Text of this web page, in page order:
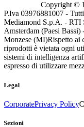
Copyright ©
P.Iva 03976881007 -
Mediamond S.p.A. - RTI
Amsterdam (Paesi
Monzese (MI)Rispetto ai
riprodotti è vietata ogni
sistemi di intelligenza
espresso di utilizzare
Legal
CorporatePrivacy Policy
Sezioni